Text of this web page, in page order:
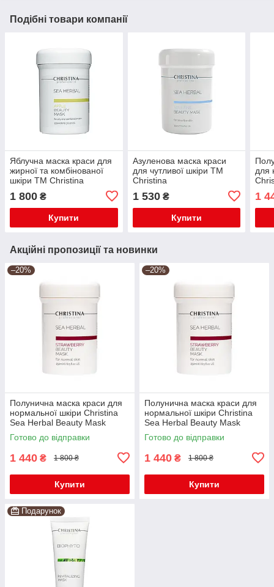
Подібні товари компанії
Яблучна маска краси для
жирної та комбінованої
шкіри TM Christina
1 800 ₴
Купити
Азуленова маска краси
для чутливої шкіри TM
Christina
1 530₴
Купити
для
250
1
Акційні пропозиції та новинки
–20%
Полунична маска краси для
нормальної шкіри Christina
Sea Herbal Beauty Mask
Strawberry 250 мл
Готово до відправки
1 440 ₴ 1 800 ₴
Купити
–20%
Полунична маска краси для
нормальної шкіри Christina
Sea Herbal Beauty Mask
Strawberry 250 мл
Готово до відправки
1 440 ₴ 1 800 ₴
Купити
Подарунок